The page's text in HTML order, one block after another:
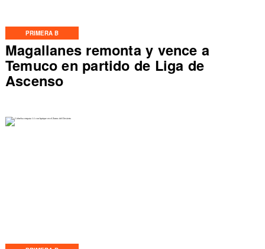
PRIMERA B
Magallanes remonta y vence a
Temuco en partido de Liga de
Ascenso